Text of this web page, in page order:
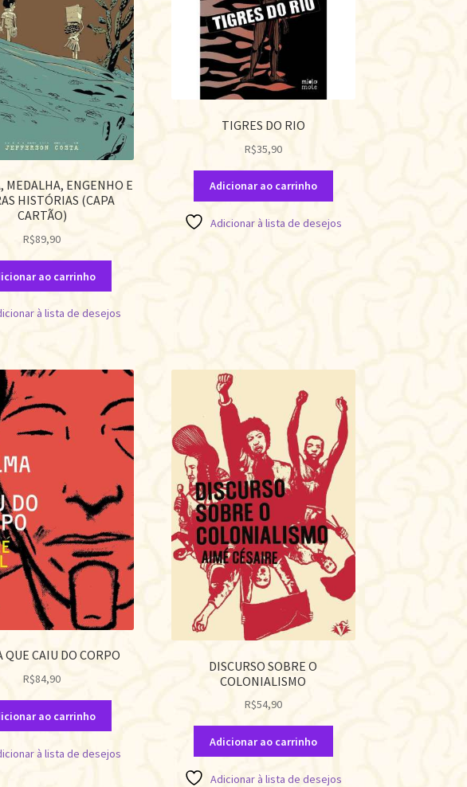
MEDALHA, ENGENHO E
HISTÓRIAS (CAPA
CARTÃO)
R$89,90
ao carrinho
à lista de desejos
TIGRES DO RIO
R$35,90
Adicionar ao carrinho
Adicionar à lista de desejos
QUE CAIU DO CORPO
R$84,90
ao carrinho
à lista de desejos
DISCURSO SOBRE O
COLONIALISMO
R$54,90
Adicionar ao carrinho
Adicionar à lista de desejos